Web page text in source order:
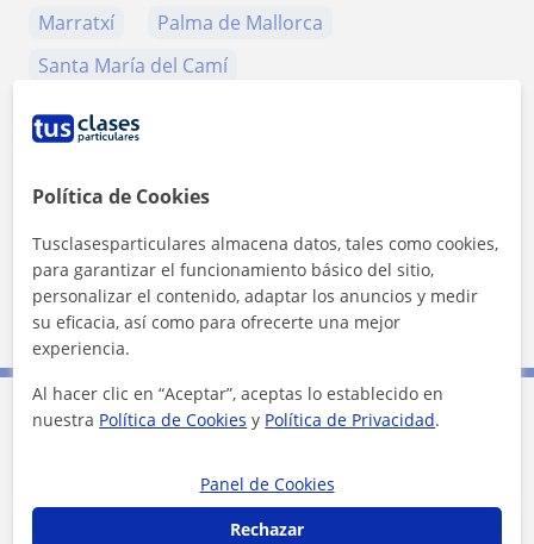
Marratxí
Palma de Mallorca
Santa María del Camí
+ −
10 km
5 mi
Leaflet | ©OpenStreetMap
Tarifa 10€/h
Política de Cookies
Tusclasesparticulares almacena datos, tales como cookies,
para garantizar el funcionamiento básico del sitio,
personalizar el contenido, adaptar los anuncios y medir
su eficacia, así como para ofrecerte una mejor
experiencia.
Al hacer clic en “Aceptar”, aceptas lo establecido en
nuestra Política de Cookies y Política de Privacidad.
Panel de Cookies
Rechazar